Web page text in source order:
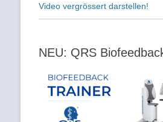
Video vergrössert darstellen!
NEU: QRS